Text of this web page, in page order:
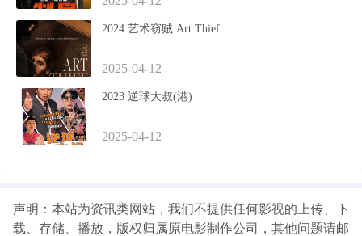
2024 艺术窃贼 Art Thief
2025-04-12
2023 逆球大叔(港)
2025-04-12
声明：本站为资讯类网站，我们不提供任何影视的上传、下
载、存储、播放，版权归属原电影制作公司，其他问题请邮